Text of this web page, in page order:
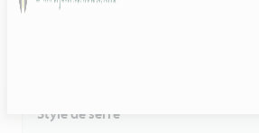
Nos installations de serres de jardin et
Style de serre